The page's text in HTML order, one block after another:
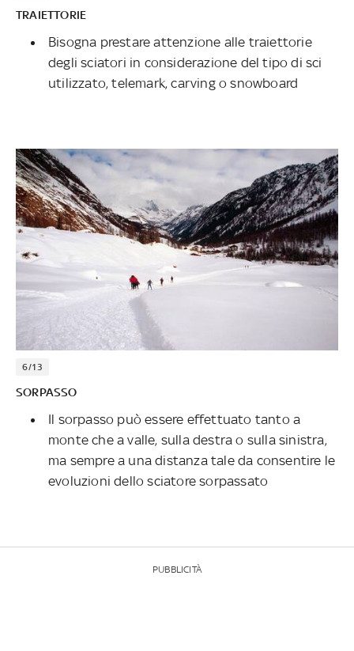
TRAIETTORIE
Bisogna prestare attenzione alle traiettorie
degli sciatori in considerazione del tipo di sci
utilizzato, telemark, carving o snowboard
6/13
SORPASSO
Il sorpasso può essere effettuato tanto a
monte che a valle, sulla destra o sulla sinistra,
ma sempre a una distanza tale da consentire le
evoluzioni dello sciatore sorpassato
PUBBLICITÀ